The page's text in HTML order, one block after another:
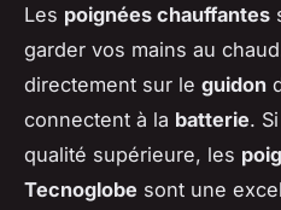
Les poignées chauffantes
garder vos mains au
directement sur le guidon
connectent à la batterie.
qualité supérieure, les
Tecnoglobe sont une